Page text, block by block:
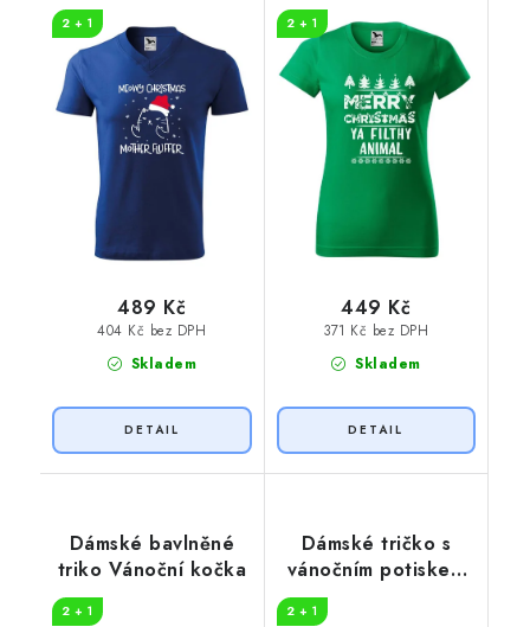
2 + 1
Skladem
404 Kč bez DPH
489 Kč
2 + 1
Skladem
371 Kč bez DPH
449 Kč
Dámské bavlněné
triko Vánoční kočka
2 + 1
Dámské tričko s
vánočním potiskem
2 + 1